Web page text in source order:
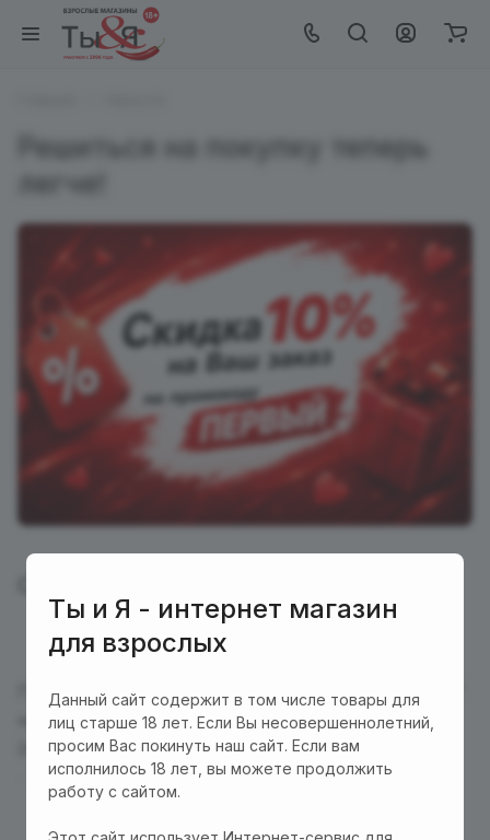
Решиться на покупку теперь
легче!
При оформлении заказа в поле "Есть промокод?"
напишите "ПЕРВЫЙ" и нажмите на стрелочку
(правее).
Ты и Я - интернет магазин
для взрослых
Данный сайт содержит в том числе товары для
лиц старше 18 лет. Если Вы несовершеннолетний,
просим Вас покинуть наш сайт. Если вам
исполнилось 18 лет, вы можете продолжить
работу с сайтом.